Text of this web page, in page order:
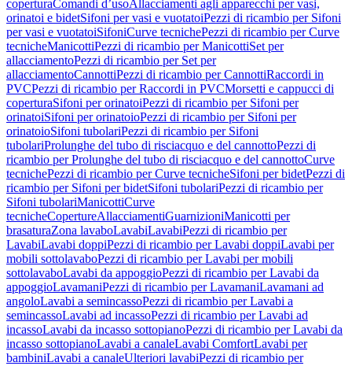
coperturaComandi d’usoAllacciamenti agli apparecchi per vasi,
orinatoi e bidetSifoni per vasi e vuotatoiPezzi di ricambio per Sifoni
per vasi e vuotatoiSifoniCurve tecnichePezzi di ricambio per Curve
tecnicheManicottiPezzi di ricambio per ManicottiSet per
allacciamentoPezzi di ricambio per Set per
allacciamentoCannottiPezzi di ricambio per CannottiRaccordi in
PVCPezzi di ricambio per Raccordi in PVCMorsetti e cappucci di
coperturaSifoni per orinatoiPezzi di ricambio per Sifoni per
orinatoiSifoni per orinatoioPezzi di ricambio per Sifoni per
orinatoioSifoni tubolariPezzi di ricambio per Sifoni
tubolariProlunghe del tubo di risciacquo e del cannottoPezzi di
ricambio per Prolunghe del tubo di risciacquo e del cannottoCurve
tecnichePezzi di ricambio per Curve tecnicheSifoni per bidetPezzi di
ricambio per Sifoni per bidetSifoni tubolariPezzi di ricambio per
Sifoni tubolariManicottiCurve
tecnicheCopertureAllacciamentiGuarnizioniManicotti per
brasaturaZona lavaboLavabiLavabiPezzi di ricambio per
LavabiLavabi doppiPezzi di ricambio per Lavabi doppiLavabi per
mobili sottolavaboPezzi di ricambio per Lavabi per mobili
sottolavaboLavabi da appoggioPezzi di ricambio per Lavabi da
appoggioLavamaniPezzi di ricambio per LavamaniLavamani ad
angoloLavabi a semincassoPezzi di ricambio per Lavabi a
semincassoLavabi ad incassoPezzi di ricambio per Lavabi ad
incassoLavabi da incasso sottopianoPezzi di ricambio per Lavabi da
incasso sottopianoLavabi a canaleLavabi ComfortLavabi per
bambiniLavabi a canaleUlteriori lavabiPezzi di ricambio per